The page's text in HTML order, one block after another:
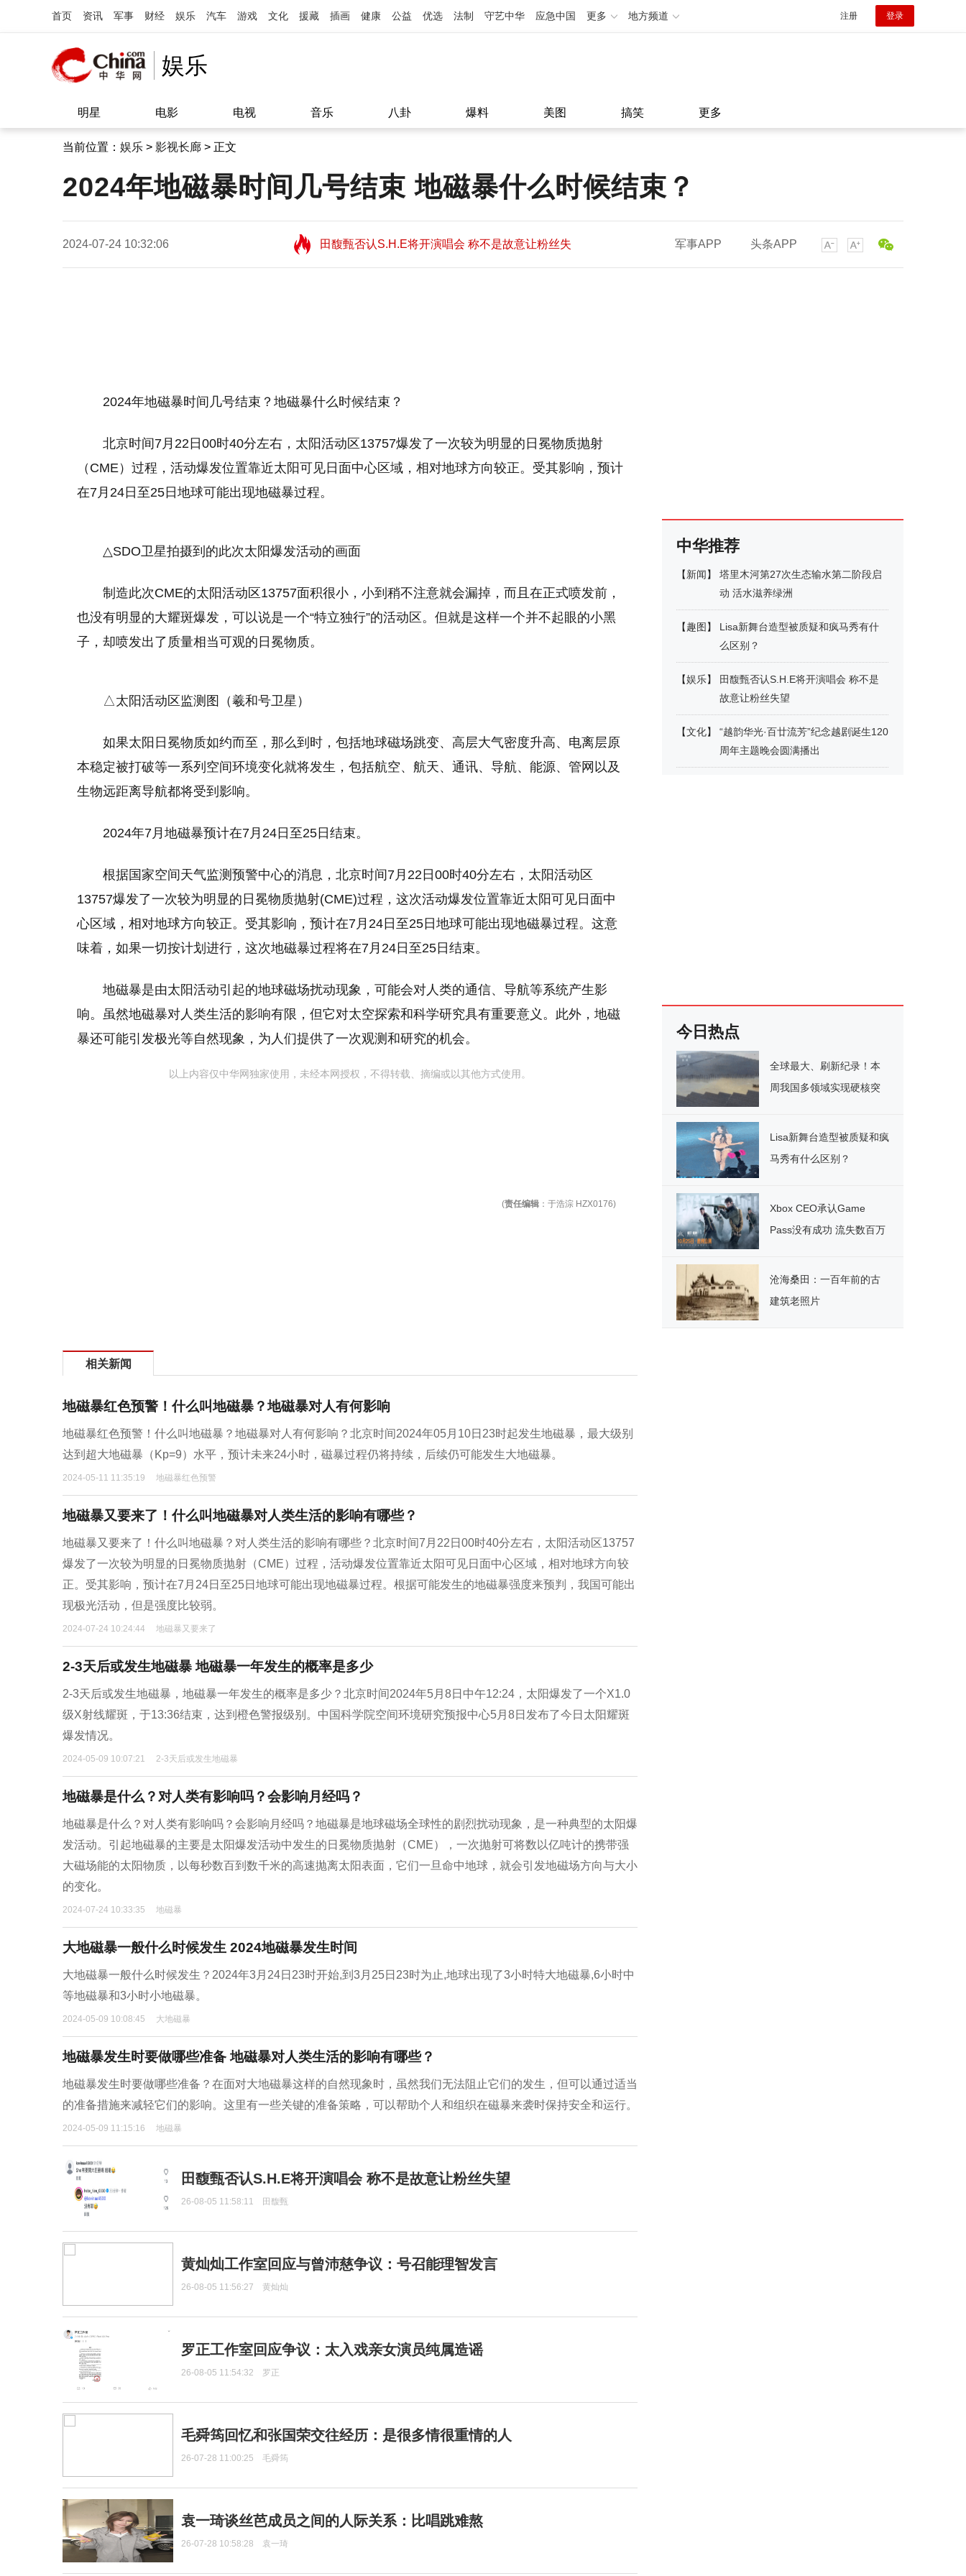
首页 资讯 军事 财经 娱乐 汽车 游戏 文化 援藏 插画 健康 公益 优选 法制 守艺中华 应急中国 更多 地方频道 注册 登录
娱乐
明星 电影 电视 音乐 八卦 爆料 美图 搞笑 更多
当前位置： 娱乐 > 影视长廊 > 正文
2024年地磁暴时间几号结束 地磁暴什么时候结束？
2024-07-24 10:32:06
田馥甄否认S.H.E将开演唱会 称不是故意让粉丝失
望11:08
田馥甄否认S.H.E将开演唱会 称不是故意让粉丝失
军事APP 头条APP
2024年地磁暴时间几号结束？地磁暴什么时候结束？
北京时间7月22日00时40分左右，太阳活动区13757爆发了一次较为明显的日冕物质抛射
（CME）过程，活动爆发位置靠近太阳可见日面中心区域，相对地球方向较正。受其影响，预计
在7月24日至25日地球可能出现地磁暴过程。
△SDO卫星拍摄到的此次太阳爆发活动的画面
制造此次CME的太阳活动区13757面积很小，小到稍不注意就会漏掉，而且在正式喷发前，
也没有明显的大耀斑爆发，可以说是一个“特立独行”的活动区。但就是这样一个并不起眼的小黑
子，却喷发出了质量相当可观的日冕物质。
△太阳活动区监测图（羲和号卫星）
如果太阳日冕物质如约而至，那么到时，包括地球磁场跳变、高层大气密度升高、电离层原
本稳定被打破等一系列空间环境变化就将发生，包括航空、航天、通讯、导航、能源、管网以及
生物远距离导航都将受到影响。
2024年7月地磁暴预计在7月24日至25日结束。‌
根据国家空间天气监测预警中心的消息，‌北京时间7月22日00时40分左右，‌太阳活动区
13757爆发了一次较为明显的日冕物质抛射(CME)过程，‌这次活动爆发位置靠近太阳可见日面中
心区域，‌相对地球方向较正。‌受其影响，‌预计在7月24日至25日地球可能出现地磁暴过程。‌这意
味着，‌如果一切按计划进行，‌这次地磁暴过程将在7月24日至25日结束。‌
地磁暴是由太阳活动引起的地球磁场扰动现象，‌可能会对人类的通信、‌导航等系统产生影
响。‌虽然地磁暴对人类生活的影响有限，‌但它对太空探索和科学研究具有重要意义。‌此外，‌地磁
暴还可能引发极光等自然现象，‌为人们提供了一次观测和研究的机会。
以上内容仅中华网独家使用，未经本网授权，不得转载、摘编或以其他方式使用。
(责任编辑 ：于浩淙 HZX0176)
相关新闻
地磁暴红色预警！什么叫地磁暴？地磁暴对人有何影响
地磁暴红色预警！什么叫地磁暴？地磁暴对人有何影响？北京时间2024年05月10日23时起发生地磁暴，最大级别
达到超大地磁暴（Kp=9）水平，预计未来24小时，磁暴过程仍将持续，后续仍可能发生大地磁暴。
2024-05-11 11:35:19 地磁暴红色预警
地磁暴又要来了！什么叫地磁暴对人类生活的影响有哪些？
地磁暴又要来了！什么叫地磁暴？对人类生活的影响有哪些？北京时间7月22日00时40分左右，太阳活动区13757
爆发了一次较为明显的日冕物质抛射（CME）过程，活动爆发位置靠近太阳可见日面中心区域，相对地球方向较
正。受其影响，预计在7月24日至25日地球可能出现地磁暴过程。根据可能发生的地磁暴强度来预判，我国可能出
现极光活动，但是强度比较弱。
2024-07-24 10:24:44 地磁暴又要来了
2-3天后或发生地磁暴 地磁暴一年发生的概率是多少
2-3天后或发生地磁暴，地磁暴一年发生的概率是多少？北京时间2024年5月8日中午12:24，太阳爆发了一个X1.0
级X射线耀斑，于13:36结束，达到橙色警报级别。中国科学院空间环境研究预报中心5月8日发布了今日太阳耀斑
爆发情况。
2024-05-09 10:07:21 2-3天后或发生地磁暴
地磁暴是什么？对人类有影响吗？会影响月经吗？
地磁暴是什么？对人类有影响吗？会影响月经吗？地磁暴是地球磁场全球性的剧烈扰动现象，是一种典型的太阳爆
发活动。引起地磁暴的主要是太阳爆发活动中发生的日冕物质抛射（CME），一次抛射可将数以亿吨计的携带强
大磁场能的太阳物质，以每秒数百到数千米的高速抛离太阳表面，它们一旦命中地球，就会引发地磁场方向与大小
的变化。
2024-07-24 10:33:35 地磁暴
大地磁暴一般什么时候发生 2024地磁暴发生时间
大地磁暴一般什么时候发生？2024年3月24日23时开始,到3月25日23时为止,地球出现了3小时特大地磁暴,6小时中
等地磁暴和3小时小地磁暴。
2024-05-09 10:08:45 大地磁暴
地磁暴发生时要做哪些准备 地磁暴对人类生活的影响有哪些？
地磁暴发生时要做哪些准备？在面对大地磁暴这样的自然现象时，虽然我们无法阻止它们的发生，但可以通过适当
的准备措施来减轻它们的影响。这里有一些关键的准备策略，可以帮助个人和组织在磁暴来袭时保持安全和运行。
2024-05-09 11:15:16 地磁暴
田馥甄否认S.H.E将开演唱会 称不是故意让粉丝失望
26-08-05 11:58:11 田馥甄
黄灿灿工作室回应与曾沛慈争议：号召能理智发言
26-08-05 11:56:27 黄灿灿
罗正工作室回应争议：太入戏亲女演员纯属造谣
26-08-05 11:54:32 罗正
毛舜筠回忆和张国荣交往经历：是很多情很重情的人
26-07-28 11:00:25 毛舜筠
袁一琦谈丝芭成员之间的人际关系：比唱跳难熬
26-07-28 10:58:28 袁一琦
中华推荐
【新闻】
塔里木河第27次生态输水第二阶段启
动 活水滋养绿洲
【趣图 】
Lisa新舞台造型被质疑和疯马秀有什
么区别？
【娱乐】
田馥甄否认S.H.E将开演唱会 称不是
故意让粉丝失望
【文化】
“越韵华光·百廿流芳”纪念越剧诞生120
周年主题晚会圆满播出
今日热点
全球最大、刷新纪录！本
周我国多领域实现硬核突
Lisa新舞台造型被质疑和疯
马秀有什么区别？
Xbox CEO承认Game
Pass没有成功 流失数百万
沧海桑田：一百年前的古
建筑老照片